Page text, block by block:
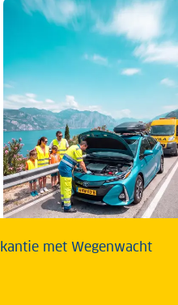
met Wegenwacht